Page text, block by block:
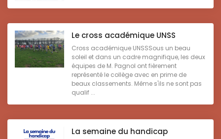
Le cross académique UNSS
Cross académique UNSSSous un beau
soleil et dans un cadre magnifique, les deux
équipes de M. Pagnol ont fièrement
représenté le collège avec en prime de
beaux classements. Même s'ils ne sont pas
qualif ...
La semaine du handicap